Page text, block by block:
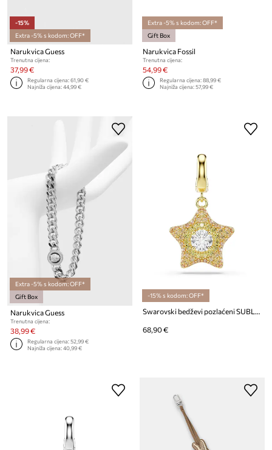
-15%
Extra -5% s kodom: OFF*
Narukvica Guess
Trenutna cijena:
37,99 €
Regularna cijena:61,90 €
Najniža cijena:44,99 €
Extra -5% s kodom: OFF*
Gift Box
Narukvica Fossil
Trenutna cijena:
54,99 €
Regularna cijena:88,99 €
Najniža cijena:57,99 €
Extra -5% s kodom: OFF*
Gift Box
Narukvica Guess
Trenutna cijena:
38,99 €
Regularna cijena:52,99 €
Najniža cijena:40,99 €
-15% s kodom: OFF*
Swarovski bedževi pozlaćeni SUBLIMA
68,90 €